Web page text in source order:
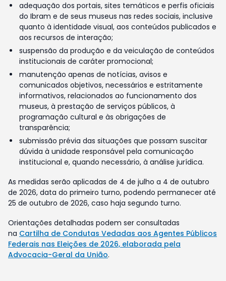
adequação dos portais, sites temáticos e perfis oficiais
do Ibram e de seus museus nas redes sociais, inclusive
quanto à identidade visual, aos conteúdos publicados e
aos recursos de interação;
suspensão da produção e da veiculação de conteúdos
institucionais de caráter promocional;
manutenção apenas de notícias, avisos e
comunicados objetivos, necessários e estritamente
informativos, relacionados ao funcionamento dos
museus, à prestação de serviços públicos, à
programação cultural e às obrigações de
transparência;
submissão prévia das situações que possam suscitar
dúvida à unidade responsável pela comunicação
institucional e, quando necessário, à análise jurídica.
As medidas serão aplicadas de 4 de julho a 4 de outubro
de 2026, data do primeiro turno, podendo permanecer até
25 de outubro de 2026, caso haja segundo turno.
Orientações detalhadas podem ser consultadas
na Cartilha de Condutas Vedadas aos Agentes Públicos
Federais nas Eleições de 2026, elaborada pela
Advocacia-Geral da União.